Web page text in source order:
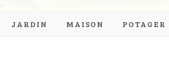
JARDIN MAISON POTAGER